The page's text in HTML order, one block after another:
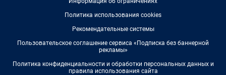
Политика использования cookies
Рекомендательные системы
Пользовательское соглашение сервиса «Подписка без баннерной
рекламы»
Политика конфиденциальности и обработки персональных данных и
правила использования сайта